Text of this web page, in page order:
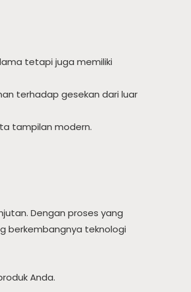
tetapi juga memiliki
terhadap gesekan dari luar
tampilan modern.
Dengan proses yang
berkembangnya teknologi
Anda.